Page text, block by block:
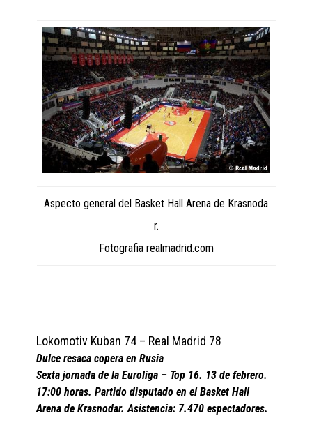
Aspecto general del Basket Hall Arena de Krasnoda
r.
Fotografia realmadrid.com
Lokomotiv Kuban 74 – Real Madrid 78
Dulce resaca copera en Rusia
Sexta jornada de la Euroliga – Top 16. 13 de febrero.
17:00 horas. Partido disputado en el Basket Hall
Arena de Krasnodar. Asistencia: 7.470 espectadores.